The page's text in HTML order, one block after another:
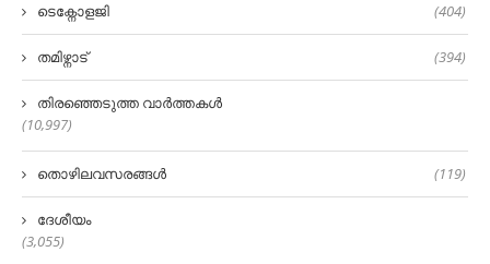
ടെക്നോളജി (404)
തമിഴ്നാട് (394)
തിരഞ്ഞെടുത്ത വാർത്തകൾ
(10,997)
തൊഴിലവസരങ്ങൾ (119)
ദേശീയം
(3,055)